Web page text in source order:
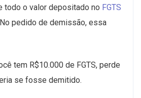
todo o valor depositado no FGTS
pedido de demissão, essa
tem R$10.000 de FGTS, perde
se fosse demitido.